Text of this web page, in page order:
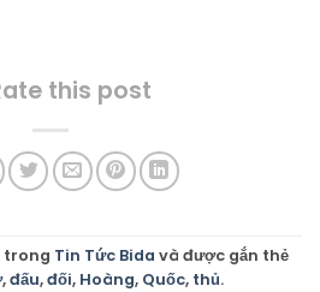
this post
trong Tin Tức Bida và được gắn thẻ
,đấu,đối, Hoàng, Quốc, thủ.